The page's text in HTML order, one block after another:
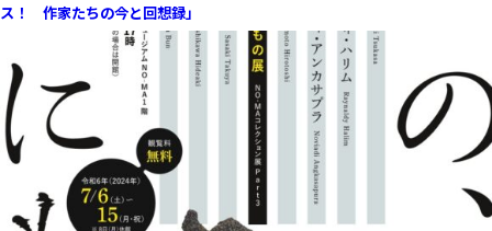
ス！ 作家たちの今と回想録」